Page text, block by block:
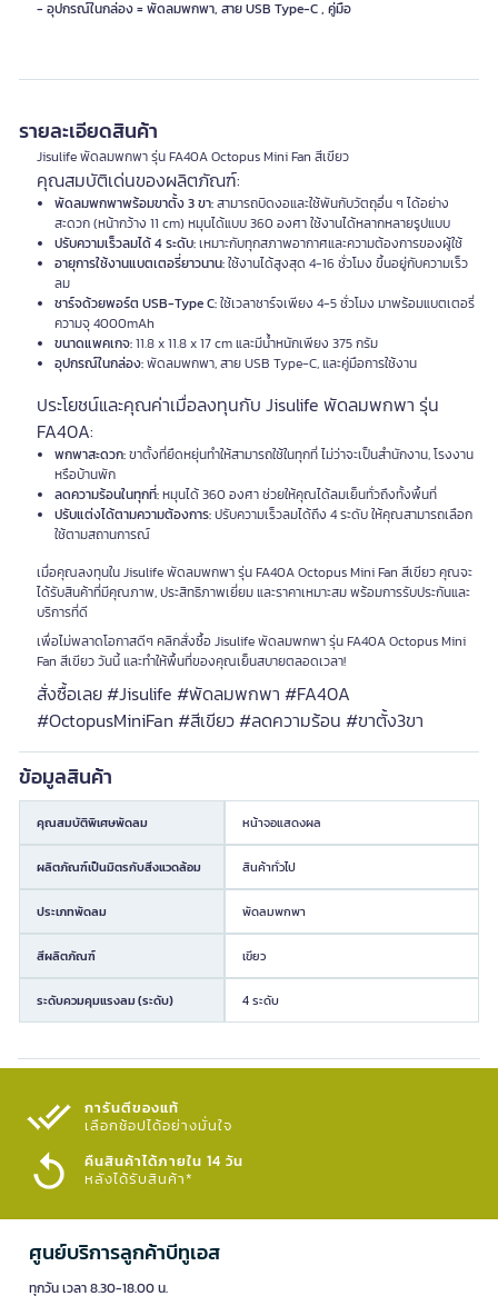
รายละเอียดสินค้า
Jisulife พัดลมพกพา รุ่น FA40A Octopus Mini Fan สีเขียว
คุณสมบัติเด่นของผลิตภัณฑ์:
พัดลมพกพาพร้อมขาตั้ง 3 ขา:สามารถบิดงอและใช้พันกับวัตถุอื่น ๆ ได้อย่าง
สะดวก (หน้ากว้าง 11 cm) หมุนได้แบบ 360 องศา ใช้งานได้หลากหลายรูปแบบ
ปรับความเร็วลมได้ 4 ระดับ:เหมาะกับทุกสภาพอากาศและความต้องการของผู้ใช้
อายุการใช้งานแบตเตอรี่ยาวนาน:ใช้งานได้สูงสุด 4-16 ชั่วโมง ขึ้นอยู่กับความเร็ว
ลม
ชาร์จด้วยพอร์ต USB-Type C:ใช้เวลาชาร์จเพียง 4-5 ชั่วโมง มาพร้อมแบตเตอรี่
ความจุ 4000mAh
ขนาดแพคเกจ:11.8 x 11.8 x 17 cm และมีน้ำหนักเพียง 375 กรัม
อุปกรณ์ในกล่อง:พัดลมพกพา, สาย USB Type-C, และคู่มือการใช้งาน
ประโยชน์และคุณค่าเมื่อลงทุนกับ Jisulife พัดลมพกพา รุ่น
FA40A:
พกพาสะดวก:ขาตั้งที่ยืดหยุ่นทำให้สามารถใช้ในทุกที่ ไม่ว่าจะเป็นสำนักงาน, โรงงาน
หรือบ้านพัก
ลดความร้อนในทุกที่:หมุนได้ 360 องศา ช่วยให้คุณได้ลมเย็นทั่วถึงทั้งพื้นที่
ปรับแต่งได้ตามความต้องการ:ปรับความเร็วลมได้ถึง 4 ระดับ ให้คุณสามารถเลือก
ใช้ตามสถานการณ์
เมื่อคุณลงทุนใน Jisulife พัดลมพกพา รุ่น FA40A Octopus Mini Fan สีเขียว คุณจะ
ได้รับสินค้าที่มีคุณภาพ, ประสิทธิภาพเยี่ยม และราคาเหมาะสม พร้อมการรับประกันและ
บริการที่ดี
เพื่อไม่พลาดโอกาสดีๆ คลิกสั่งซื้อ Jisulife พัดลมพกพา รุ่น FA40A Octopus Mini
Fan สีเขียว วันนี้ และทำให้พื้นที่ของคุณเย็นสบายตลอดเวลา!
สั่งซื้อเลย #Jisulife #พัดลมพกพา #FA40A
#OctopusMiniFan #สีเขียว #ลดความร้อน #ขาตั้ง3ขา
ข้อมูลสินค้า
คุณสมบัติพิเศษพัดลม หน้าจอแสดงผล
ผลิตภัณฑ์เป็นมิตรกับสิ่งแวดล้อม สินค้าทั่วไป
ประเภทพัดลม พัดลมพกพา
สีผลิตภัณฑ์ เขียว
ระดับควมคุมแรงลม (ระดับ) 4 ระดับ
การันตีของแท้
เลือกช้อปได้อย่างมั่นใจ​
คืนสินค้าได้ภายใน 14 วัน
หลังได้รับสินค้า*
ศูนย์บริการลูกค้าบีทูเอส
ทุกวัน เวลา 8.30-18.00 น.